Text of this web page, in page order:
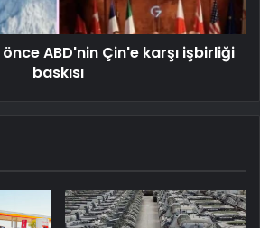
ABD'nin Çin'e karşı işbirliği
baskısı